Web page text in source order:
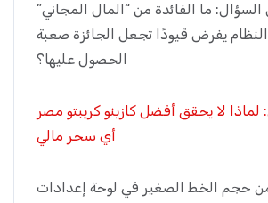
السؤال: ما الفائدة من “المال المجاني”
النظام يفرض قيودًا تجعل الجائزة صعبة
الحصول عليها؟
لماذا لا يحقق أفضل كازينو كريبتو مصر
أي سحر مالي
حجم الخط الصغير في لوحة إعدادات